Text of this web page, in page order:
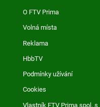
O FTV Prima
Volná místa
Reklama
HbbTV
Podmínky užívání
Cookies
Vlastník FTV Prima spol. s